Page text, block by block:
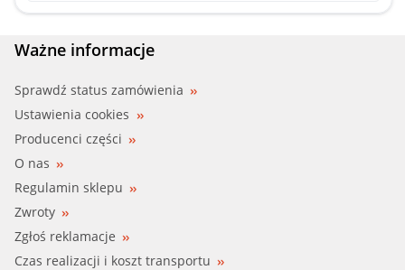
GK (658493)
HEPU (15-7488)
Ważne informacje
Sprawdź status zamówienia
Ustawienia cookies
Producenci części
O nas
Regulamin sklepu
Zwroty
Zgłoś reklamacje
Czas realizacji i koszt transportu